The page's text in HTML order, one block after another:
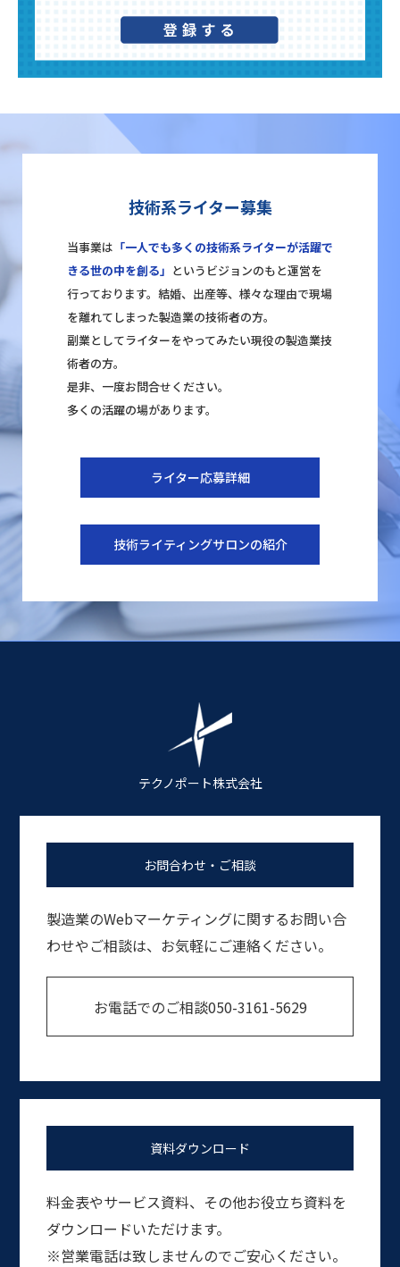
技術系ライター募集
当事業は 「一人でも多くの技術系ライターが活躍で
きる世の中を創る」 というビジョンのもと運営を
行っております。結婚、出産等、様々な理由で現場
を離れてしまった製造業の技術者の方。
副業としてライターをやってみたい現役の製造業技
術者の方。
是非、一度お問合せください。
多くの活躍の場があります。
ライター応募詳細
技術ライティングサロンの紹介
テクノポート株式会社
お問合わせ・ご相談
製造業のWebマーケティングに関するお問い合
わせやご相談は、お気軽にご連絡ください。
お電話でのご相談050-3161-5629
資料ダウンロード
料金表やサービス資料、その他お役立ち資料を
ダウンロードいただけます。
※営業電話は致しませんのでご安心ください。